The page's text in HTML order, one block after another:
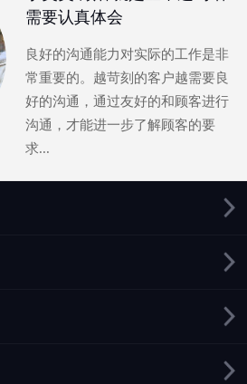
需要认真体会
良好的沟通能力对实际的工作是非
常重要的。越苛刻的客户越需要良
好的沟通，通过友好的和顾客进行
沟通，才能进一步了解顾客的要
求...